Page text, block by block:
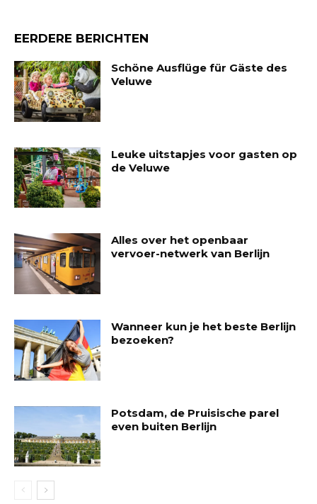
EERDERE BERICHTEN
Schöne Ausflüge für Gäste des
Veluwe
Leuke uitstapjes voor gasten op
de Veluwe
Alles over het openbaar
vervoer-netwerk van Berlijn
Wanneer kun je het beste Berlijn
bezoeken?
Potsdam, de Pruisische parel
even buiten Berlijn